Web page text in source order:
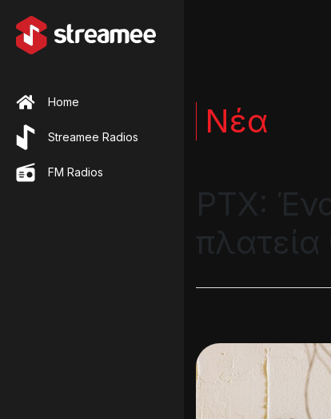
Home
Streamee Radios
FM Radios
Νέα
PTX: